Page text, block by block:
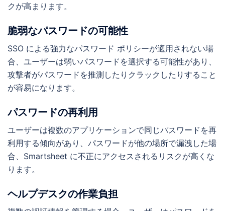
クが高まります。
脆弱なパスワードの可能性
SSO による強力なパスワード ポリシーが適用されない場
合、ユーザーは弱いパスワードを選択する可能性があり、
攻撃者がパスワードを推測したりクラックしたりすること
が容易になります。
パスワードの再利用
ユーザーは複数のアプリケーションで同じパスワードを再
利用する傾向があり、パスワードが他の場所で漏洩した場
合、Smartsheet に不正にアクセスされるリスクが高くな
ります。
ヘルプデスクの作業負担